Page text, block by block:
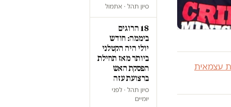
עצמאית
סיון תהל · אתמול
18 הרוגים
ביממה: חודש
יולי היה הקטלני
ביותר מאז תחילת
הפסקת האש
ברצועת עזה
סיון תהל · לפני
יומיים